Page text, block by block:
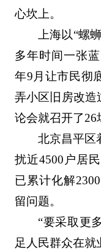
心坎上。
上海以“螺
多年时间一张
年9月让市民彻
弄小区旧房改造
论会就召开了26
北京昌平区
扰近4500户居
已累计化解
留问题。
“要采取更
足人民群众在就